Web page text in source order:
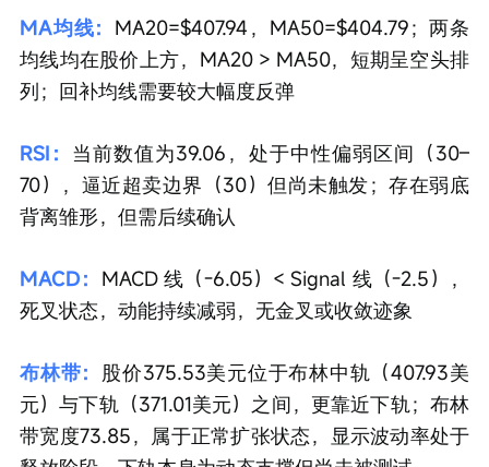
MA均线： MA20=$407.94，MA50=$404.79；两条
均线均在股价上方，MA20 > MA50，短期呈空头排
列；回补均线需要较大幅度反弹
RSI： 当前数值为39.06，处于中性偏弱区间（30–
70），逼近超卖边界（30）但尚未触发；存在弱底
背离雏形，但需后续确认
MACD： MACD 线（-6.05）< Signal 线（-2.5），
死叉状态，动能持续减弱，无金叉或收敛迹象
布林带： 股价375.53美元位于布林中轨（407.93美
元）与下轨（371.01美元）之间，更靠近下轨；布林
带宽度73.85，属于正常扩张状态，显示波动率处于